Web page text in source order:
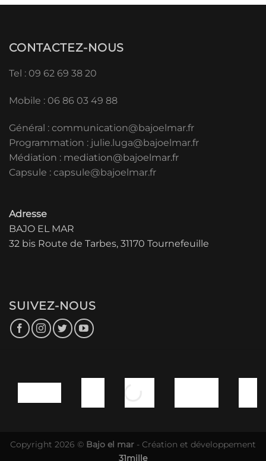
CONTACTEZ-NOUS
Tel : 09 62 69 38 20
Mobile : 06 86 03 49 88
Général : communication@bajoelmar.fr
Programmation : julie.luga@bajoelmar.fr
Médiation : mediation@bajoelmar.fr
Capsule : capsule@bajoelmar.fr
Adresse
BAJO EL MAR
32 bis Route de Tarbes, 31170 Tournefeuille
SUIVEZ-NOUS
Copyright 2026 © Bajo el mar - Création et développement
31mille